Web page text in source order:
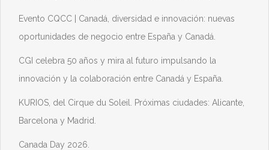
Evento CQCC | Canadá, diversidad e innovación: nuevas
oportunidades de negocio entre España y Canadá.
CGI celebra 50 años y mira al futuro impulsando la
innovación y la colaboración entre Canadá y España.
KURIOS, del Cirque du Soleil. Próximas ciudades: Alicante,
Barcelona y Madrid.
Canada Day 2026.